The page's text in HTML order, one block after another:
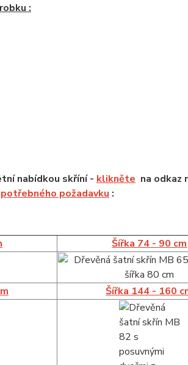
:
nabídkou skříní - klikněte na odkaz
požadavku :
Šířka 74 - 90 cm
Šířka 144 - 160